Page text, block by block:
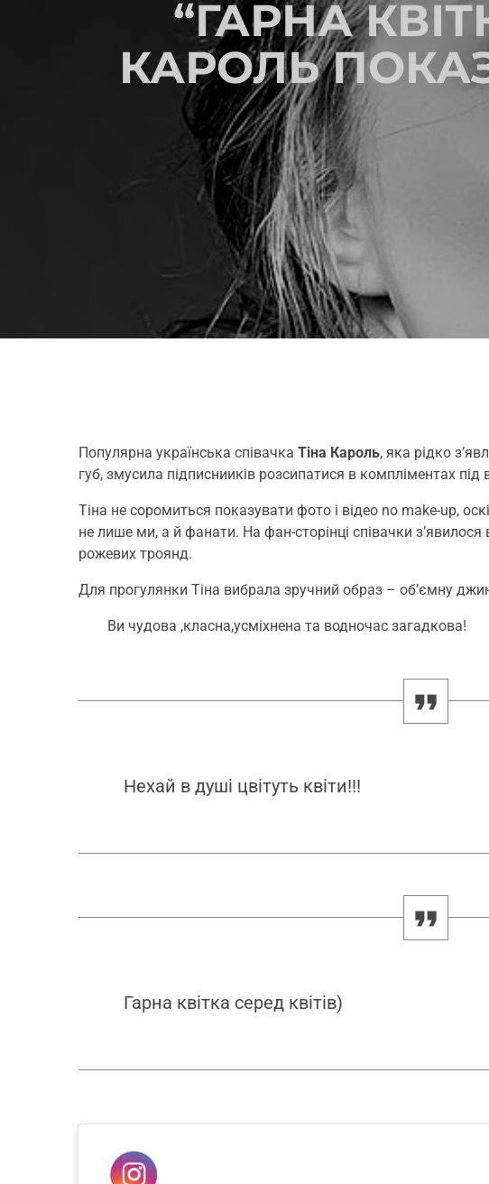
“ГАРНА
КАРОЛЬ
Популярна українська співачка Тіна Кароль, яка рідко
губ, змусила підписнииків розсипатися в компліментах
Тіна не соромиться показувати фото і відео no make-up,
не лише ми, а й фанати. На фан-сторінці співачки
рожевих троянд.
Для прогулянки Тіна вибрала зручний образ – об’ємну
Ви чудова ,класна,усміхнена та водночас загадкова!
Нехай в душі цвітуть квіти!!!
Гарна квітка серед квітів)